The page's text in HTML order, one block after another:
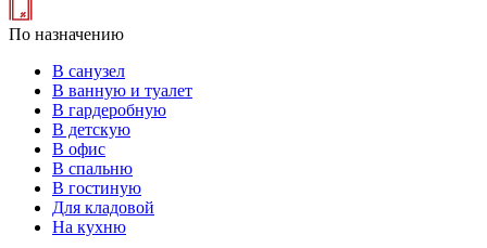
По назначению
В санузел
В ванную и туалет
В гардеробную
В детскую
В офис
В спальню
В гостиную
Для кладовой
На кухню